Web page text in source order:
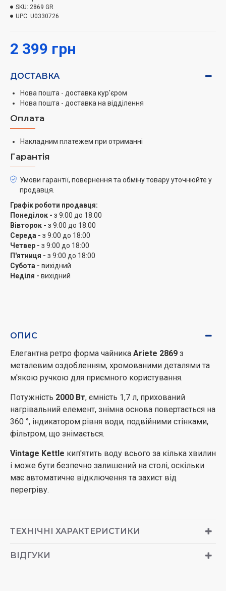
має автоматичне відключення та захист від
перегріву.
2 399 грн
SKU: 2869 GR
UPC: U0330726
ДОСТАВКА
Нова пошта - доставка кур'єром
Нова пошта - доставка на відділення
Оплата
Накладним платежем при отриманні
Гарантія
Умови гарантії, повернення та обміну товару уточнюйте у
продавця.
Графік роботи продавця:
Понеділок - з 9:00 до 18:00
Вівторок - з 9:00 до 18:00
Середа - з 9:00 до 18:00
Четвер - з 9:00 до 18:00
П'ятниця - з 9:00 до 18:00
Субота - вихідний
Неділя - вихідний
ОПИС
Елегантна ретро форма чайника Ariete 2869 з
металевим оздобленням, хромованими деталями та
м'якою ручкою для приємного користування.
Потужність 2000 Вт, ємність 1,7 л, прихований
нагрівальний елемент, знімна основа повертається на
360 °, індикатором рівня води, подвійними стінками,
фільтром, що знімається.
Vintage Kettle кип'ятить воду всього за кілька хвилин
і може бути безпечно залишений на столі, оскільки
має автоматичне відключення та захист від
перегріву.
ТЕХНІЧНІ ХАРАКТЕРИСТИКИ
ВІДГУКИ